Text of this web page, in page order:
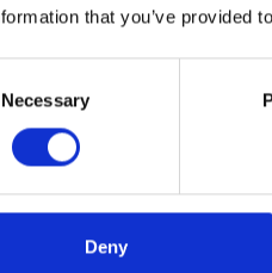
that you’ve provided
Necessary
Deny